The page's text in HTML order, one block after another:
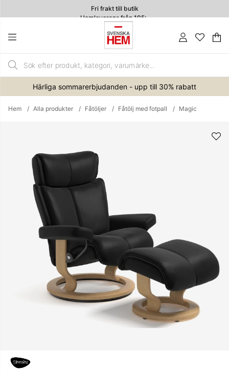
Fri frakt till butik
Hemleverans från 195:-
.
Härliga sommarerbjudanden - upp till 30% rabatt
Hem Alla produkter Fåtöljer Fåtölj med fotpall Magic